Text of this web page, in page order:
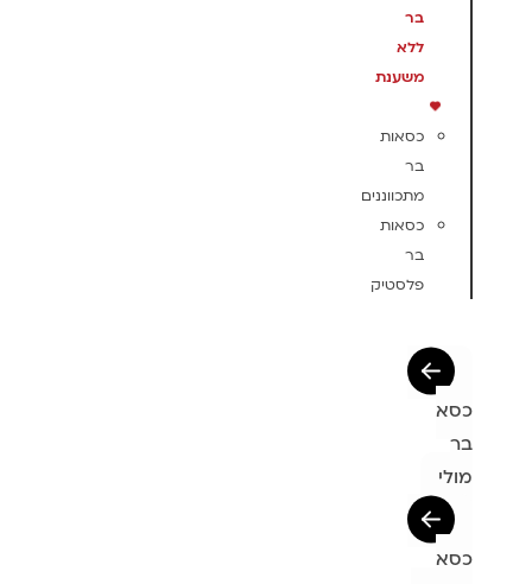
בר
ללא
משענת
כסאות
בר
מתכווננים
כסאות
בר
פלסטיק
כסא
בר
מולי
כסא